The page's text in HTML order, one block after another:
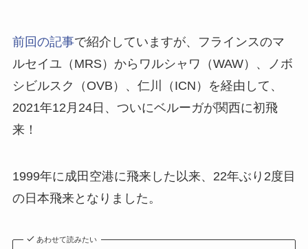
前回の記事で紹介していますが、フラインスのマ
ルセイユ（MRS）からワルシャワ（WAW）、ノボ
シビルスク（OVB）、仁川（ICN）を経由して、
2021年12月24日、ついにベルーガが関西に初飛
来！
1999年に成田空港に飛来した以来、22年ぶり2度目
の日本飛来となりました。
あわせて読みたい